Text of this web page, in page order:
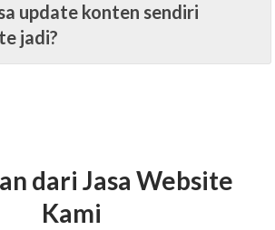
update konten sendiri
jadi?
dari Jasa Website
Kami